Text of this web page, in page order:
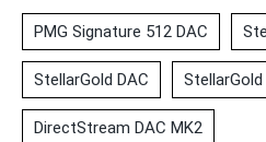
PMG Signature 512 DAC
StellarGold DAC
DirectStream DAC MK2